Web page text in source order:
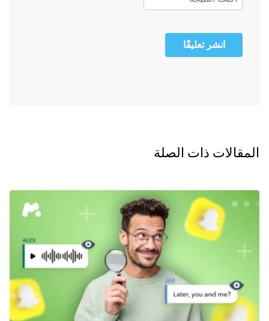
انشر تعليقًا
المقالات ذات الصلة